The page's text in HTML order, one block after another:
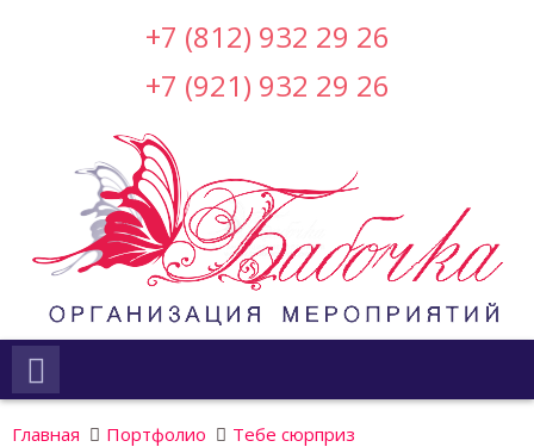
+7 (812) 932 29 26
+7 (921) 932 29 26
Главная Портфолио
Тебе сюрприз